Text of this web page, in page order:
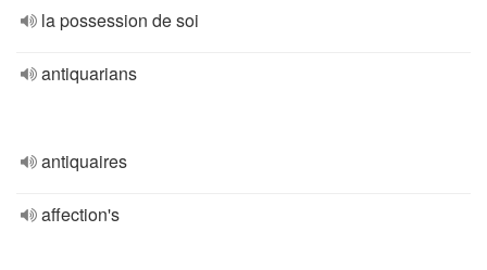
la possession de soi
antiquarians
antiquaires
affection's